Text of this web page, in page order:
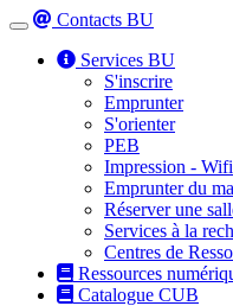
Toggle
navigation
Contacts BU
Services BU
S'inscrire
Emprunter
S'orienter
PEB
Impression - Wifi
Emprunter du
Réserver une
Services à la
Centres de
Ressources
Catalogue CUB